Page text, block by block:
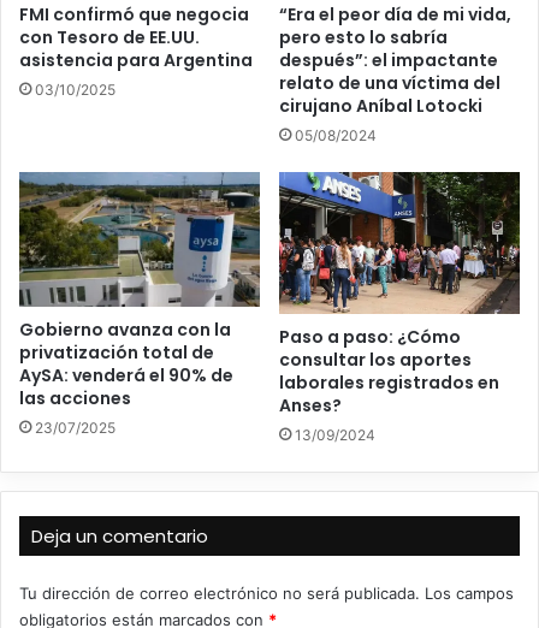
FMI confirmó que negocia
con Tesoro de EE.UU.
asistencia para Argentina
03/10/2025
“Era el peor día de mi vida,
pero esto lo sabría
después”: el impactante
relato de una víctima del
cirujano Aníbal Lotocki
05/08/2024
Gobierno avanza con la
privatización total de
AySA: venderá el 90% de
las acciones
23/07/2025
Paso a paso: ¿Cómo
consultar los aportes
laborales registrados en
Anses?
13/09/2024
Deja un comentario
Tu dirección de correo electrónico no será publicada. Los campos
obligatorios están marcados con *